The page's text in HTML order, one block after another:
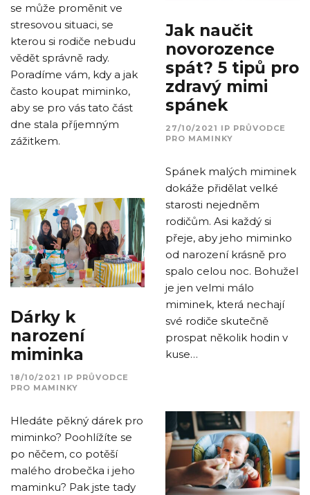
se může proměnit ve
stresovou situaci, se
kterou si rodiče nebudu
vědět správně rady.
Poradíme vám, kdy a jak
často koupat miminko,
aby se pro vás tato část
dne stala příjemným
zážitkem.
Jak naučit
novorozence
spát? 5 tipů pro
zdravý mimi
spánek
27/10/2021 IP PRŮVODCE
PRO MAMINKY
Spánek malých miminek
dokáže přidělat velké
starosti nejedněm
rodičům. Asi každý si
přeje, aby jeho miminko
od narození krásně pro
spalo celou noc. Bohužel
je jen velmi málo
miminek, která nechají
své rodiče skutečně
prospat několik hodin v
kuse…
Dárky k
narození
miminka
18/10/2021 IP PRŮVODCE
PRO MAMINKY
Hledáte pěkný dárek pro
miminko? Poohlížíte se
po něčem, co potěší
malého drobečka i jeho
maminku? Pak jste tady